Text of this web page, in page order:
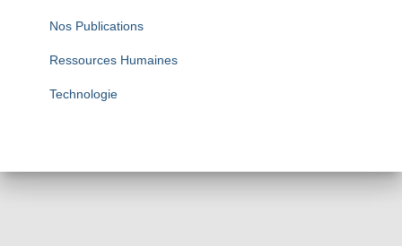
Nos Publications
Ressources Humaines
Technologie